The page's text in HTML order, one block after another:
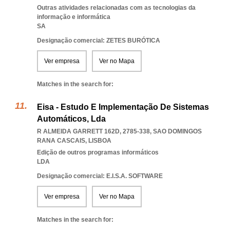
Outras atividades relacionadas com as tecnologias da
informação e informática
SA
Designação comercial: ZETES BURÓTICA
Ver empresa Ver no Mapa
Matches in the search for:
Eisa - Estudo E Implementação De Sistemas
Automáticos, Lda
R ALMEIDA GARRETT 162D, 2785-338, SAO DOMINGOS
RANA CASCAIS, LISBOA
Edição de outros programas informáticos
LDA
Designação comercial: E.I.S.A. SOFTWARE
Ver empresa Ver no Mapa
Matches in the search for: